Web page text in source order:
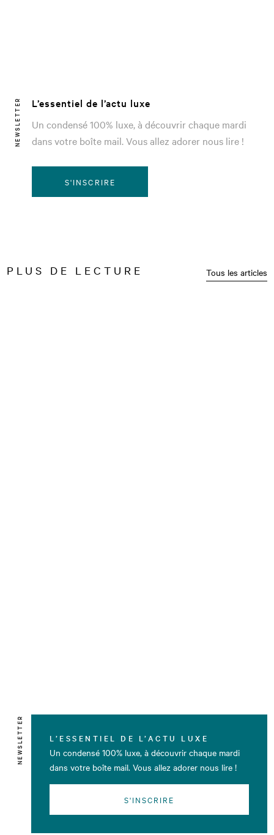
NEWSLETTER
L’essentiel de l’actu luxe
Un condensé 100% luxe, à découvrir chaque mardi
dans votre boîte mail. Vous allez adorer nous lire !
S'INSCRIRE
PLUS DE LECTURE Tous les articles
NEWSLETTER L’ESSENTIEL DE L’ACTU LUXE
Un condensé 100% luxe, à découvrir chaque mardi
dans votre boîte mail. Vous allez adorer nous lire !
S'INSCRIRE